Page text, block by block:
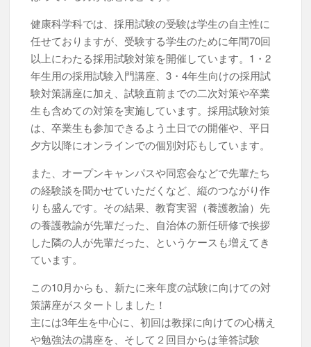
健康科学科では、採用試験の受験は学生の自主性に
任せておりますが、受験する学生のために年間70回
以上にわたる採用試験対策を開催しています。1・2
年生用の採用試験入門講座、3・4年生向けの採用試
験対策講座に加え、試験直前までの二次対策や卒業
生も含めての対策を実施しています。採用試験対策
は、卒業生も参加できるよう土日での開催や、平日
夕方以降にオンラインでの個別対応もしています。
また、オープンキャンパスや同窓会などで先輩たち
の経験談を聞かせていただくなど、縦のつながり作
りも盛んです。その結果、教育実習（養護教諭）先
の養護教諭が先輩だった、自治体の新任研修で挨拶
した隣の人が先輩だった、というケースも増えてき
ています。
この10月からも、新たに来年度の試験に向けての対
策講座がスタートしました！
主には3年生を中心に、初回は教採に向けての心構え
や勉強法の講座を、そして２回目からは筆答試験